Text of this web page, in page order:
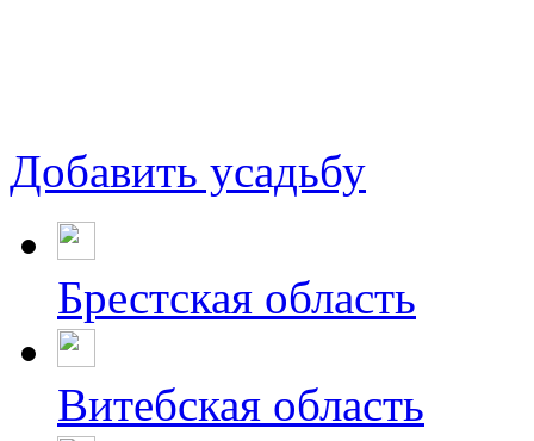
Добавить усадьбу
Брестская область
Витебская область